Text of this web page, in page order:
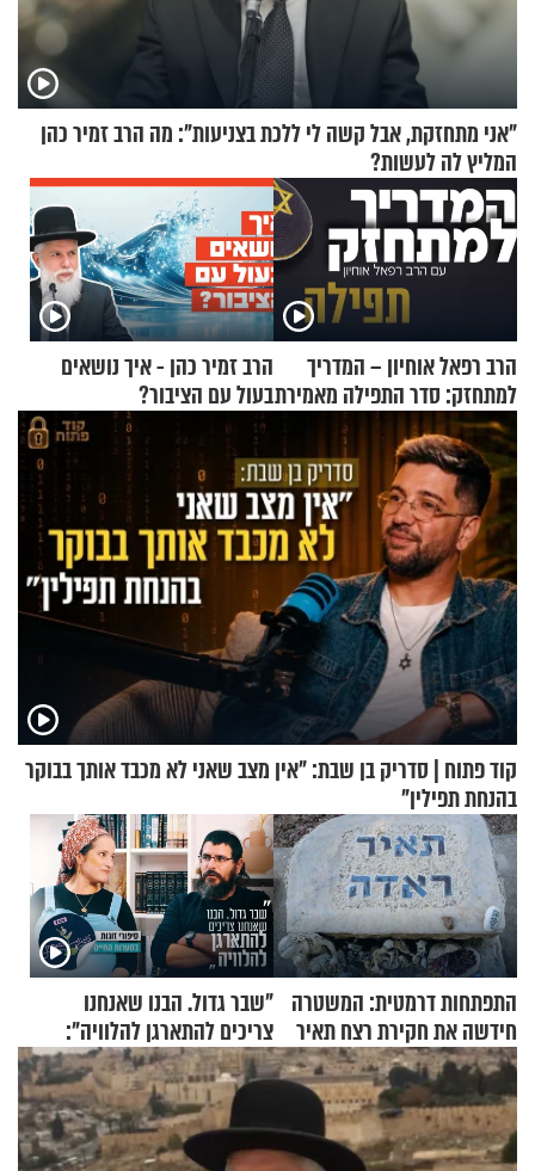
"אני מתחזקת, אבל קשה לי ללכת בצניעות": מה הרב זמיר כהן
המליץ לה לעשות?
הרב רפאל אוחיון – המדריך
למתחזק: סדר התפילה מאמירת
הקורבנות ועד קריאת שמע
הרב זמיר כהן - איך נושאים
בעול עם הציבור?
קוד פתוח | סדריק בן שבת: "אין מצב שאני לא מכבד אותך בבוקר
בהנחת תפילין"
התפתחות דרמטית: המשטרה
חידשה את חקירת רצח תאיר
ראדה
"שבר גדול. הבנו שאנחנו
צריכים להתארגן להלוויה":
זוגיות במבחן, הפעם עם מרים
וגד דנינו